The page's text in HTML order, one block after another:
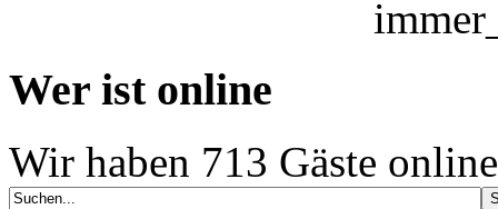
Wer ist online
Wir haben 713 Gäste online